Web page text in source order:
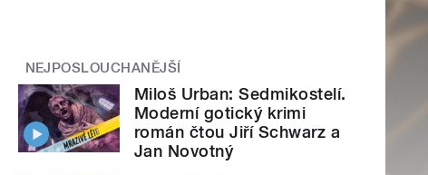
NEJPOSLOUCHANĚJŠÍ
Miloš Urban: Sedmikostelí.
Moderní gotický krimi
román čtou Jiří Schwarz a
Jan Novotný